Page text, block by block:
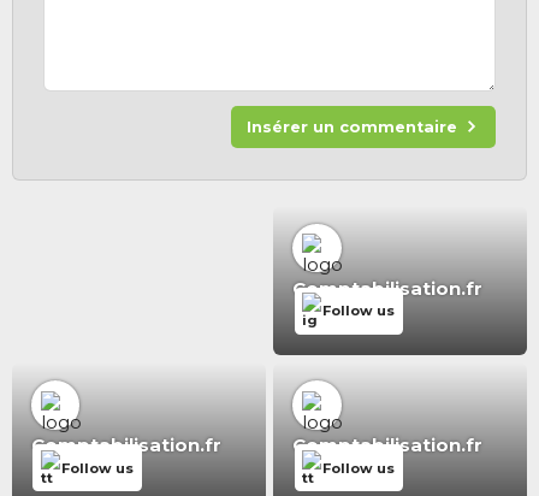
Insérer un commentaire
Comptabilisation.fr
Follow us
Comptabilisation.fr
Follow us
Comptabilisation.fr
Follow us